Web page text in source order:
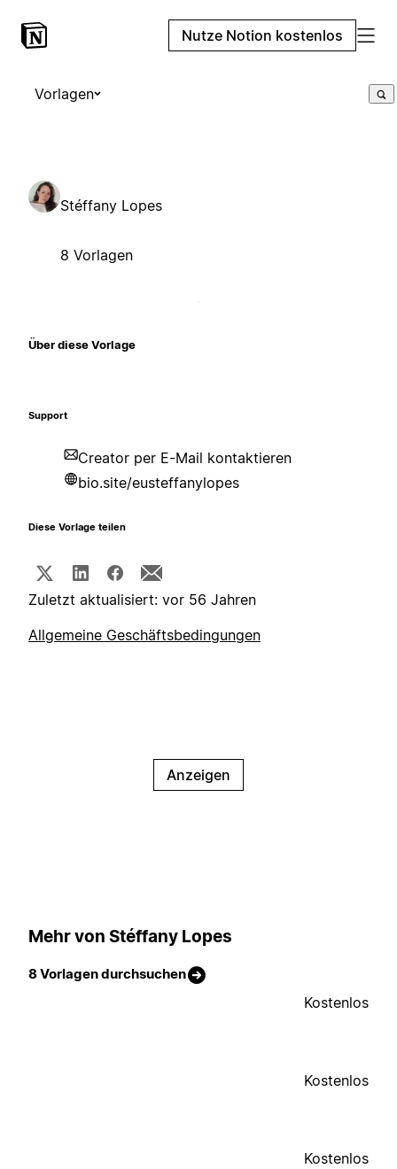
Nutze Notion kostenlos
Vorlagen
Stéffany Lopes
8 Vorlagen
Über diese Vorlage
Support
Creator per E-Mail kontaktieren
bio.site/eusteffanylopes
Diese Vorlage teilen
Zuletzt aktualisiert: vor 56 Jahren
Allgemeine Geschäftsbedingungen
Anzeigen
Mehr von Stéffany Lopes
8 Vorlagen durchsuchen
Kostenlos
Kostenlos
Kostenlos